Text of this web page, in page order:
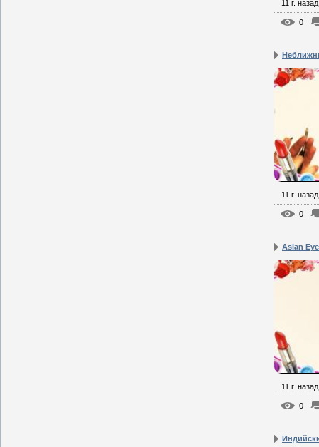
11 г. назад
0
11 г. назад
0
Asian
11 г. назад
0